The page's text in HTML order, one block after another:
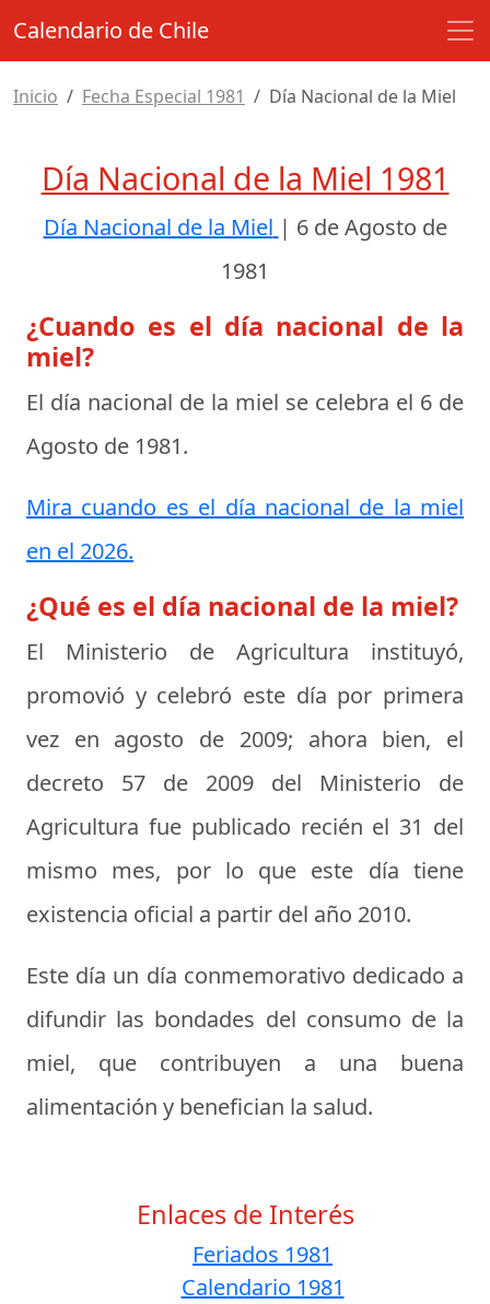
Calendario de Chile
Inicio Fecha Especial 1981 Día Nacional de la Miel
Día Nacional de la Miel 1981
Día Nacional de la Miel | 6 de Agosto de
1981
¿Cuando es el día nacional de la
miel?
El día nacional de la miel se celebra el 6 de
Agosto de 1981.
Mira cuando es el día nacional de la miel
en el 2026.
¿Qué es el día nacional de la miel?
El Ministerio de Agricultura instituyó,
promovió y celebró este día por primera
vez en agosto de 2009; ahora bien, el
decreto 57 de 2009 del Ministerio de
Agricultura fue publicado recién el 31 del
mismo mes, por lo que este día tiene
existencia oficial a partir del año 2010.
Este día un día conmemorativo dedicado a
difundir las bondades del consumo de la
miel, que contribuyen a una buena
alimentación y benefician la salud.
Enlaces de Interés
Feriados 1981
Calendario 1981